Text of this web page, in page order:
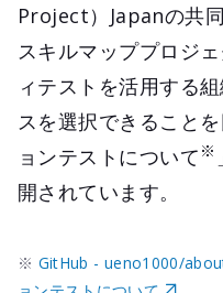
Project）Japanの共
スキルマッププロジ
ィテストを活用する
スを選択できること
ョンテストについて ※
開されています。
※ GitHub - ueno1000/